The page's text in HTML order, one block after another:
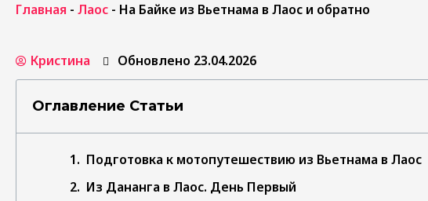
Главная - Лаос - На Байке из Вьетнама в Лаос и обратно
Кристина Обновлено 23.04.2026
Оглавление Статьи
Подготовка к мотопутешествию из Вьетнама в Лаос
Из Дананга в Лаос. День Первый